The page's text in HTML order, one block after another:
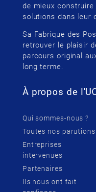
de mieux
solutions dans leur
Sa Fabrique des
retrouver le plaisir
parcours original
long terme.
À propos de
Qui sommes-nous ?
Toutes nos parutions
Entreprises
intervenues
Partenaires
Ils nous ont fait